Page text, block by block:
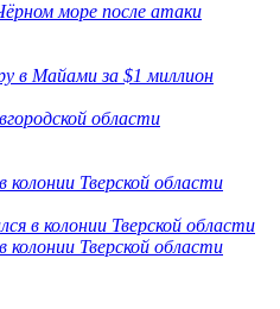
море после атаки
в Майами за $1 миллион
области
колонии Тверской области
колонии Тверской области